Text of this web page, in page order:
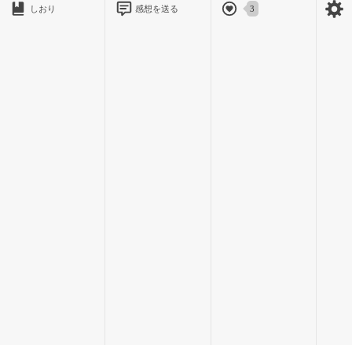
しおり 感想を送る 3